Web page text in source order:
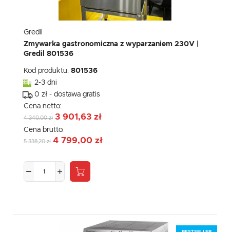
Gredil
Zmywarka gastronomiczna z wyparzaniem 230V |
Gredil 801536
Kod produktu: 801536
2-3 dni
0 zł - dostawa gratis
Cena netto:
4 340,00 zł 3 901,63 zł
Cena brutto:
5 338,20 zł 4 799,00 zł